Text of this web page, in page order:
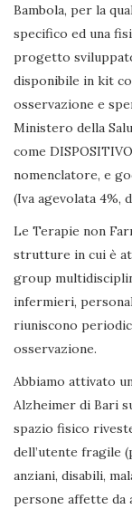
Bambola, per la
specifico ed una
progetto
disponibile in kit
osservazione e
Ministero della
come
nomenclatore, e
(Iva agevolata 4%,
Le Terapie non
strutture in cui è
group
infermieri,
riuniscono
osservazione.
Abbiamo attivato
Alzheimer di Bari
spazio fisico
dell’utente fragile
anziani, disabili,
persone affette da